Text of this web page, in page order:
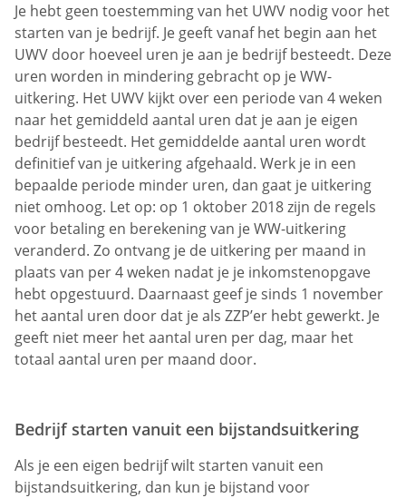
Je hebt geen toestemming van het UWV nodig voor het
starten van je bedrijf. Je geeft vanaf het begin aan het
UWV door hoeveel uren je aan je bedrijf besteedt. Deze
uren worden in mindering gebracht op je WW-
uitkering. Het UWV kijkt over een periode van 4 weken
naar het gemiddeld aantal uren dat je aan je eigen
bedrijf besteedt. Het gemiddelde aantal uren wordt
definitief van je uitkering afgehaald. Werk je in een
bepaalde periode minder uren, dan gaat je uitkering
niet omhoog. Let op: op 1 oktober 2018 zijn de regels
voor betaling en berekening van je WW-uitkering
veranderd. Zo ontvang je de uitkering per maand in
plaats van per 4 weken nadat je je inkomstenopgave
hebt opgestuurd. Daarnaast geef je sinds 1 november
het aantal uren door dat je als ZZP’er hebt gewerkt. Je
geeft niet meer het aantal uren per dag, maar het
totaal aantal uren per maand door.
Bedrijf starten vanuit een bijstandsuitkering
Als je een eigen bedrijf wilt starten vanuit een
bijstandsuitkering, dan kun je bijstand voor